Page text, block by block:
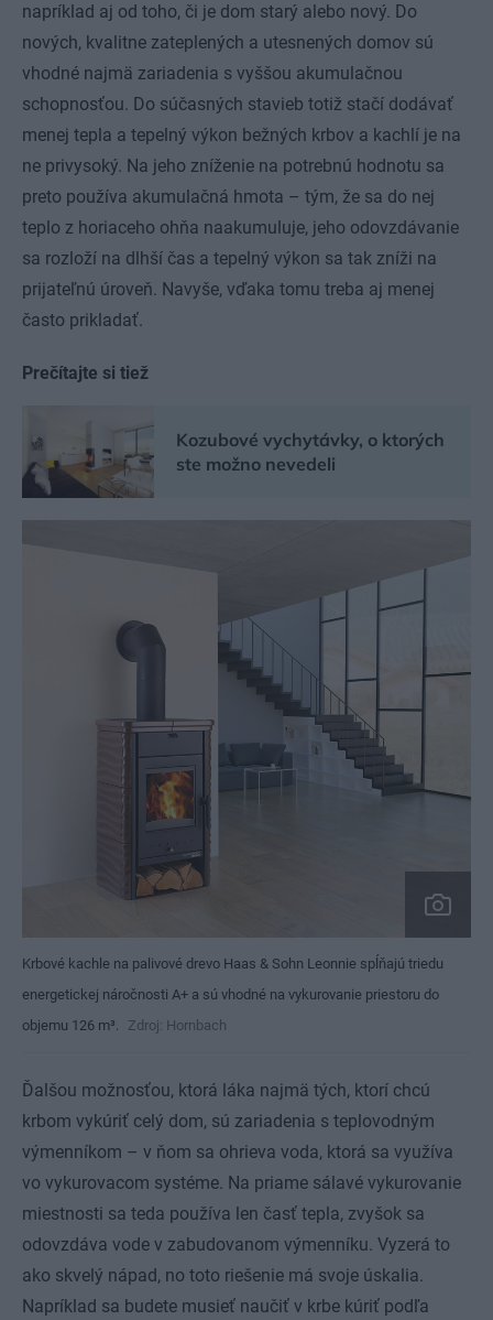
napríklad aj od toho, či je dom starý alebo nový. Do
nových, kvalitne zateplených a utesnených domov sú
vhodné najmä zariadenia s vyššou akumulačnou
schopnosťou. Do súčasných stavieb totiž stačí dodávať
menej tepla a tepelný výkon bežných krbov a kachlí je na
ne privysoký. Na jeho zníženie na potrebnú hodnotu sa
preto používa akumulačná hmota – tým, že sa do nej
teplo z horiaceho ohňa naakumuluje, jeho odovzdávanie
sa rozloží na dlhší čas a tepelný výkon sa tak zníži na
prijateľnú úroveň. Navyše, vďaka tomu treba aj menej
často prikladať.
Prečítajte si tiež
Kozubové vychytávky, o ktorých
ste možno nevedeli
Krbové kachle na palivové drevo Haas & Sohn Leonnie spĺňajú triedu
energetickej náročnosti A+ a sú vhodné na vykurovanie priestoru do
objemu 126 m³.
Zdroj: Hornbach
Ďalšou možnosťou, ktorá láka najmä tých, ktorí chcú
krbom vykúriť celý dom, sú zariadenia s teplovodným
výmenníkom – v ňom sa ohrieva voda, ktorá sa využíva
vo vykurovacom systéme. Na priame sálavé vykurovanie
miestnosti sa teda používa len časť tepla, zvyšok sa
odovzdáva vode v zabudovanom výmenníku. Vyzerá to
ako skvelý nápad, no toto riešenie má svoje úskalia.
Napríklad sa budete musieť naučiť v krbe kúriť podľa